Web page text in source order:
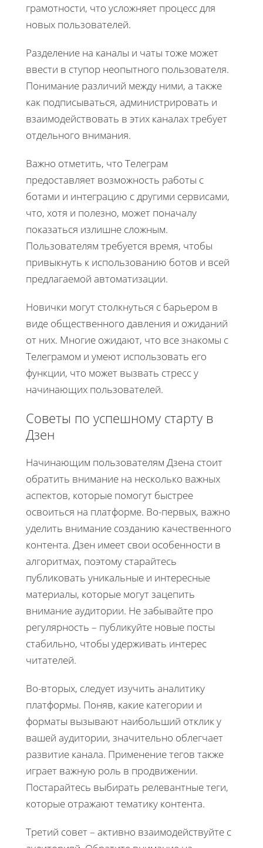
грамотности, что усложняет процесс для
новых пользователей.
Разделение на каналы и чаты тоже может
ввести в ступор неопытного пользователя.
Понимание различий между ними, а также
как подписываться, администрировать и
взаимодействовать в этих каналах требует
отдельного внимания.
Важно отметить, что Телеграм
предоставляет возможность работы с
ботами и интеграцию с другими сервисами,
что, хотя и полезно, может поначалу
показаться излишне сложным.
Пользователям требуется время, чтобы
привыкнуть к использованию ботов и всей
предлагаемой автоматизации.
Новички могут столкнуться с барьером в
виде общественного давления и ожиданий
от них. Многие ожидают, что все знакомы с
Телеграмом и умеют использовать его
функции, что может вызвать стресс у
начинающих пользователей.
Советы по успешному старту в
Дзен
Начинающим пользователям Дзена стоит
обратить внимание на несколько важных
аспектов, которые помогут быстрее
освоиться на платформе. Во-первых, важно
уделить внимание созданию качественного
контента. Дзен имеет свои особенности в
алгоритмах, поэтому старайтесь
публиковать уникальные и интересные
материалы, которые могут зацепить
внимание аудитории. Не забывайте про
регулярность – публикуйте новые посты
стабильно, чтобы удерживать интерес
читателей.
Во-вторых, следует изучить аналитику
платформы. Поняв, какие категории и
форматы вызывают наибольший отклик у
вашей аудитории, значительно облегчает
развитие канала. Применение тегов также
играет важную роль в продвижении.
Постарайтесь выбирать релевантные теги,
которые отражают тематику контента.
Третий совет – активно взаимодействуйте с